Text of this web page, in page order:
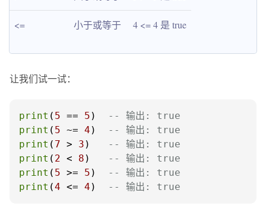
<= 小于或等于 4 <= 4 是 true
让我们试一试：
print ( 5 == 5 )
-- 输出: true
print ( 5 ~= 4 )
-- 输出: true
print ( 7 > 3 )
-- 输出: true
print ( 2 < 8 )
-- 输出: true
print ( 5 >= 5 )
-- 输出: true
print (4 <= 4 ) -- 输出: true